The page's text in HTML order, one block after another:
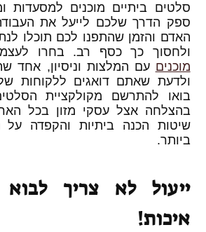
סלטים ביתיים מוכנים למסעדות
ספק הדרך שלכם לייעל את
האדם והזמן שהתפנו לכם תוכלו
ולחסוך כך כסף רב. בחרו
מוכנים עם המלצות וניסיון, אחד
ולדעת שאתם דואגים ללקוחות
בואו להתרשם מקולקציית
בהצלחה אצל עסקי מזון בכל
שיטות הכנה ביתיות והקפדה על
ביותר.
ייעול לא צריך
איכות!